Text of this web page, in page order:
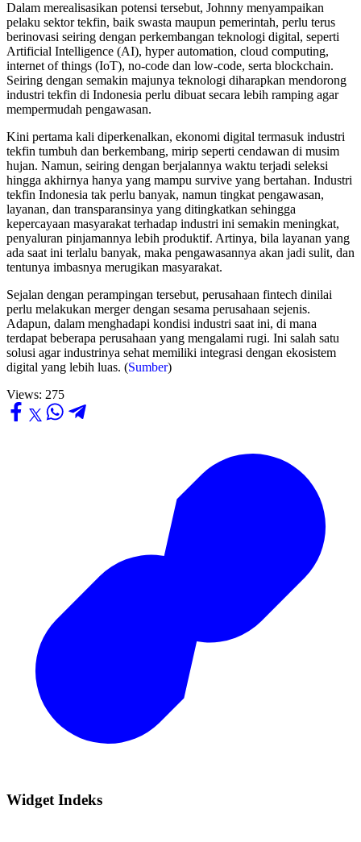
Dalam merealisasikan potensi tersebut, Johnny menyampaikan
pelaku sektor tekfin, baik swasta maupun pemerintah, perlu terus
berinovasi seiring dengan perkembangan teknologi digital, seperti
Artificial Intelligence (AI), hyper automation, cloud computing,
internet of things (IoT), no-code dan low-code, serta blockchain.
Seiring dengan semakin majunya teknologi diharapkan mendorong
industri tekfin di Indonesia perlu dibuat secara lebih ramping agar
mempermudah pengawasan.
Kini pertama kali diperkenalkan, ekonomi digital termasuk industri
tekfin tumbuh dan berkembang, mirip seperti cendawan di musim
hujan. Namun, seiring dengan berjalannya waktu terjadi seleksi
hingga akhirnya hanya yang mampu survive yang bertahan. Industri
tekfin Indonesia tak perlu banyak, namun tingkat pengawasan,
layanan, dan transparansinya yang ditingkatkan sehingga
kepercayaan masyarakat terhadap industri ini semakin meningkat,
penyaluran pinjamannya lebih produktif. Artinya, bila layanan yang
ada saat ini terlalu banyak, maka pengawasannya akan jadi sulit, dan
tentunya imbasnya merugikan masyarakat.
Sejalan dengan perampingan tersebut, perusahaan fintech dinilai
perlu melakukan merger dengan sesama perusahaan sejenis.
Adapun, dalam menghadapi kondisi industri saat ini, di mana
terdapat beberapa perusahaan yang mengalami rugi. Ini salah satu
solusi agar industrinya sehat memiliki integrasi dengan ekosistem
digital yang lebih luas. (Sumber)
Views: 275
Widget Indeks